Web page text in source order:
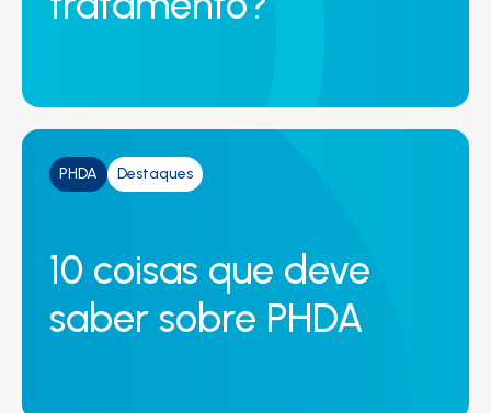
PHDA Destaques
10 coisas que deve
saber sobre PHDA